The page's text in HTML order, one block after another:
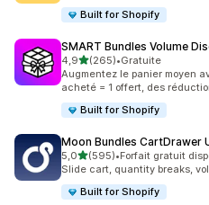
Built for Shopify
SMART Bundles Volume
4,9étoile(s) sur 5
(265)
265 avis au total
•Gratuite
Augmentez le panier moyen
acheté = 1 offert, des
Built for Shopify
Moon Bundles CartDrawer
5,0étoile(s) sur 5
(595)
595 avis au total
•Forfait gratuit
Slide cart, quantity breaks,
Built for Shopify